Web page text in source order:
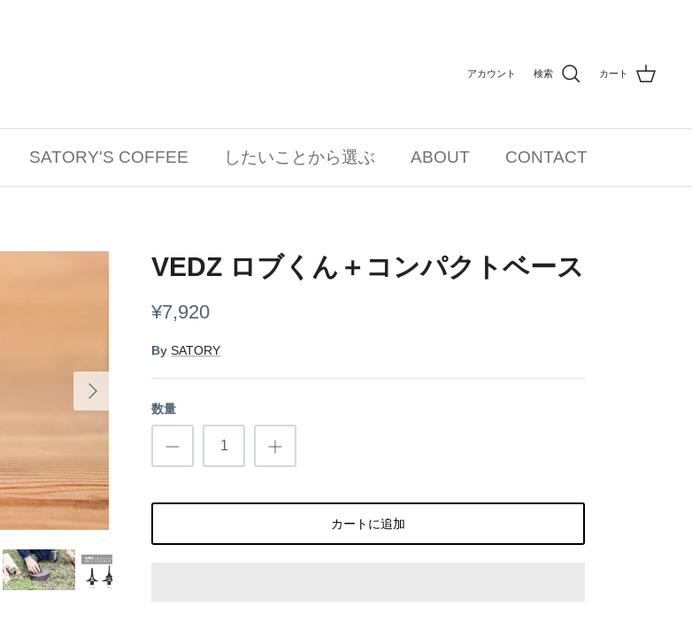
アカウント 検索 カート
SATORY'S COFFEE したいことから選ぶ ABOUT CONTACT
VEDZ ロブくん＋コンパクトベース
¥7,920
By SATORY
数量
カートに追加